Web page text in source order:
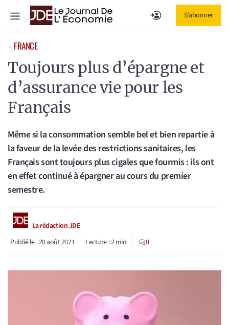
S'abonner
Menu
⋅ FRANCE
Toujours plus d’épargne et
d’assurance vie pour les
Français
Même si la consommation semble bel et bien repartie à
la faveur de la levée des restrictions sanitaires, les
Français sont toujours plus cigales que fourmis : ils ont
en effet continué à épargner au cours du premier
semestre.
La rédaction JDE
Publié le 20 août 2021 Lecture :2min 0